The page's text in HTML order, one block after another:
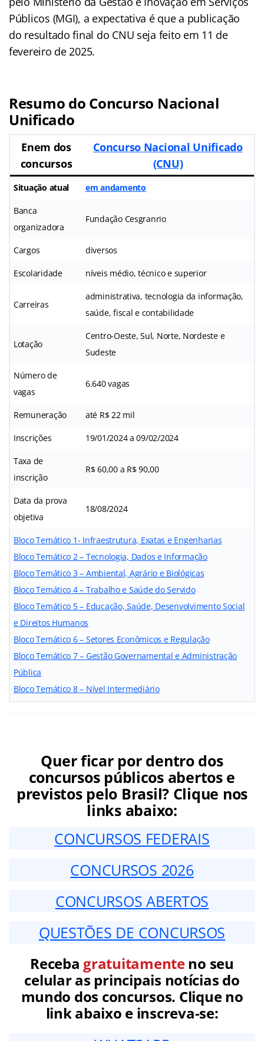
Públicos (MGI), a expectativa é que a publicação
do resultado final do CNU seja feito em 11 de
fevereiro de 2025.
Resumo do Concurso Nacional
Unificado
Enem dos
concursos
Concurso Nacional Unificado
(CNU)
Situação atual em andamento
Banca
organizadora
Fundação Cesgranrio
Cargos diversos
Escolaridade níveis médio, técnico e superior
Carreiras
administrativa, tecnologia da informação,
saúde, fiscal e contabilidade
Lotação
Centro-Oeste, Sul, Norte, Nordeste e
Sudeste
Número de
vagas
6.640 vagas
Remuneração até R$ 22 mil
Inscrições 19/01/2024 a 09/02/2024
Taxa de
inscrição
R$ 60,00 a R$ 90,00
Data da prova
objetiva
18/08/2024
Bloco Temático 1- Infraestrutura, Exatas e Engenharias
Bloco Temático 2 – Tecnologia, Dados e Informação
Bloco Temático 3 – Ambiental, Agrário e Biológicas
Bloco Temático 4 – Trabalho e Saúde do Servido
Bloco Temático 5 – Educação, Saúde, Desenvolvimento Social
e Direitos Humanos
Bloco Temático 6 – Setores Econômicos e Regulação
Bloco Temático 7 – Gestão Governamental e Administração
Pública
Bloco Temático 8 – Nível Intermediário
Quer ficar por dentro dos
concursos públicos abertos e
previstos pelo Brasil? Clique nos
links abaixo:
CONCURSOS FEDERAIS
CONCURSOS 2026
CONCURSOS ABERTOS
QUESTÕES DE CONCURSOS
Receba gratuitamenteno seu
celular as principais notícias do
mundo dos concursos. Clique no
link abaixo e inscreva-se: